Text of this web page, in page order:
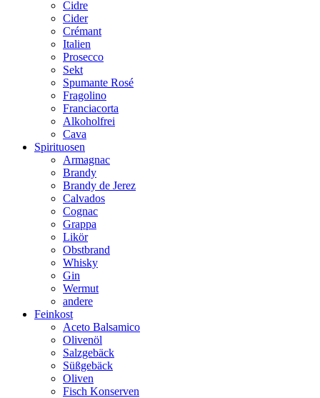
Cidre
Cider
Crémant
Italien
Prosecco
Sekt
Spumante Rosé
Fragolino
Franciacorta
Alkoholfrei
Cava
Spirituosen
Armagnac
Brandy
Brandy de Jerez
Calvados
Cognac
Grappa
Likör
Obstbrand
Whisky
Gin
Wermut
andere
Feinkost
Aceto Balsamico
Olivenöl
Salzgebäck
Süßgebäck
Oliven
Fisch Konserven